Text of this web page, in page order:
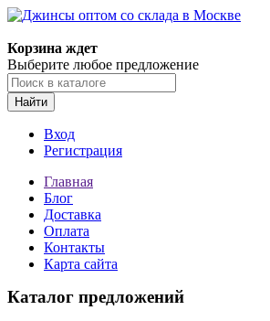
Корзина ждет
Выберите любое предложение
Найти
Вход
Регистрация
Главная
Блог
Доставка
Оплата
Контакты
Карта сайта
Каталог предложений